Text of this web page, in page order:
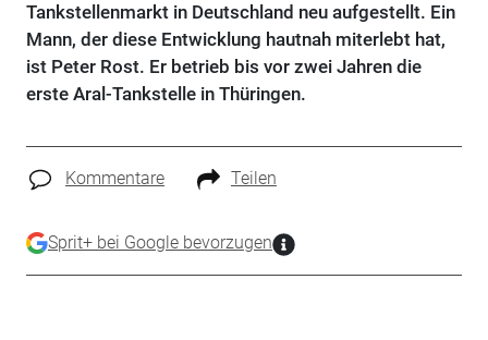
Tankstellenmarkt in Deutschland neu aufgestellt. Ein
Mann, der diese Entwicklung hautnah miterlebt hat,
ist Peter Rost. Er betrieb bis vor zwei Jahren die
erste Aral-Tankstelle in Thüringen.
Kommentare Teilen
Sprit+ bei Google bevorzugen